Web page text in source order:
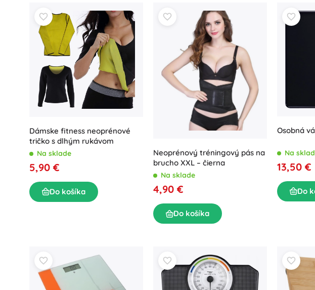
Dámske fitness neoprénové
tričko s dlhým rukávom
Na sklade
5,90 €
Do košíka
Neoprénový tréningový pás na
brucho XXL – čierna
Na sklade
4,90 €
Do košíka
Osobná
Na
13,50 €
Do